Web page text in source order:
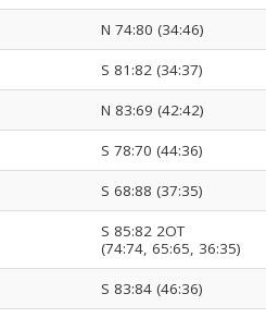
N 74:80 (34:46)
S 81:82 (34:37)
N 83:69 (42:42)
S 78:70 (44:36)
S 68:88 (37:35)
S 85:82 2OT
(74:74, 65:65, 36:35)
S 83:84 (46:36)